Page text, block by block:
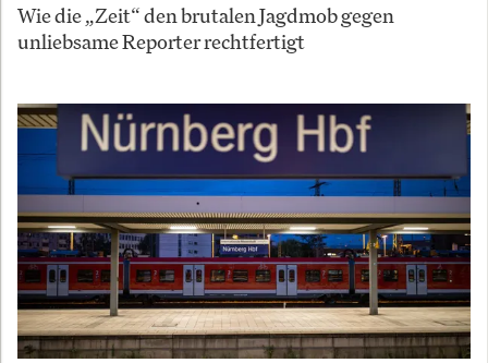
Wie die „Zeit“ den brutalen Jagdmob gegen
unliebsame Reporter rechtfertigt